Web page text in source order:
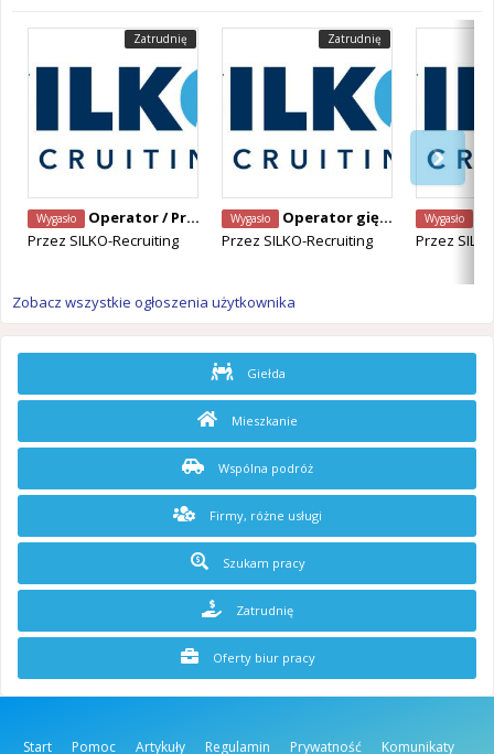
Zatrudnię
Wygasło
Operator / Programista CNC Mazak – Alken, Belgia
Przez SILKO-Recruiting
Zatrudnię
Wygasło
Operator giętarki CNC – Staden, Belgia
Przez SILKO-Recruiting
Wygasło
Przez
Zobacz wszystkie ogłoszenia użytkownika
Giełda
Mieszkanie
Wspólna podróż
Firmy, różne usługi
Szukam pracy
Zatrudnię
Oferty biur pracy
Start Pomoc Artykuły Regulamin Prywatność Komunikaty